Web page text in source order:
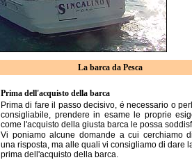
La barca da Pesca
Prima dell'acquisto della barca
Prima di fare il passo decisivo, é necessario o
consigliabile, prendere in esame le proprie
come l'acquisto della giusta barca le possa
Vi poniamo alcune domande a cui cerchiamo
una risposta, ma alle quali vi consigliamo di dare
prima dell'acquisto della barca.